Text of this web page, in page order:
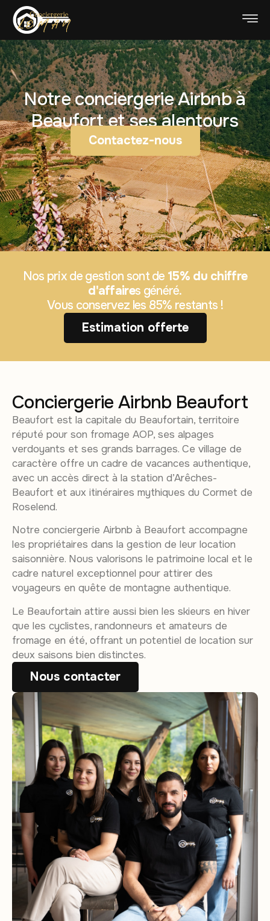
Notre conciergerie Airbnb à
Beaufort et ses alentours
Contactez-nous
Nos prix de gestion sont de 15% du chiffre
d'affaires généré.
Vous conservez les 85% restants !
Estimation offerte
Conciergerie Airbnb Beaufort
Beaufort est la capitale du Beaufortain, territoire
réputé pour son fromage AOP, ses alpages
verdoyants et ses grands barrages. Ce village de
caractère offre un cadre de vacances authentique,
avec un accès direct à la station d’Arêches-
Beaufort et aux itinéraires mythiques du Cormet de
Roselend.
Notre conciergerie Airbnb à Beaufort accompagne
les propriétaires dans la gestion de leur location
saisonnière. Nous valorisons le patrimoine local et le
cadre naturel exceptionnel pour attirer des
voyageurs en quête de montagne authentique.
Le Beaufortain attire aussi bien les skieurs en hiver
que les cyclistes, randonneurs et amateurs de
fromage en été, offrant un potentiel de location sur
deux saisons bien distinctes.
Nous contacter